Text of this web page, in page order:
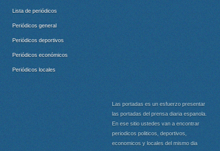
Lista de periódicos
Periódicos general
Periódicos deportivos
Periódicos económicos
Periódicos locales
Las portadas es un esfuerzo presentar
las portadas del prensa diaria espanola.
En ese sitio ustedes van a encontrar
periodicos politicos, deportivos,
economicos y locales del mismo dia